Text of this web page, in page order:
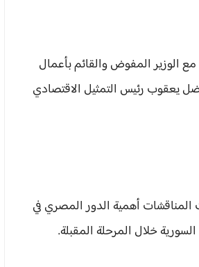
الوزير المفوض والقائم بأعمال
يعقوب رئيس التمثيل الاقتصادي
المناقشات أهمية الدور المصري في
خلال المرحلة المقبلة.